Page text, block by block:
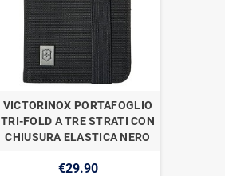
VICTORINOX PORTAFOGLIO
TRI-FOLD A TRE STRATI CON
CHIUSURA ELASTICA NERO
€29.90